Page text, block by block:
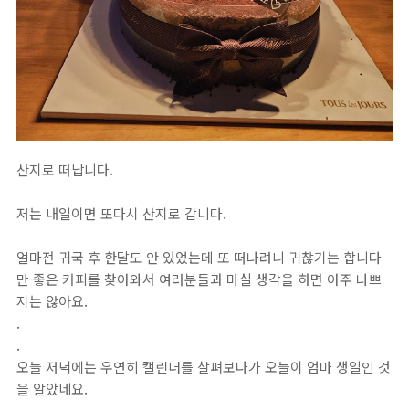
산지로 떠납니다.
저는 내일이면 또다시 산지로 갑니다.
얼마전 귀국 후 한달도 안 있었는데 또 떠나려니 귀찮기는 합니다
만 좋은 커피를 찾아와서 여러분들과 마실 생각을 하면 아주 나쁘
지는 않아요.
.
.
오늘 저녁에는 우연히 캘린더를 살펴보다가 오늘이 엄마 생일인 것
을 알았네요.